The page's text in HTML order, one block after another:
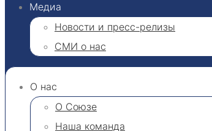
Медиа
Новости и пресс-релизы
СМИ о нас
О нас
О Союзе
Наша команда